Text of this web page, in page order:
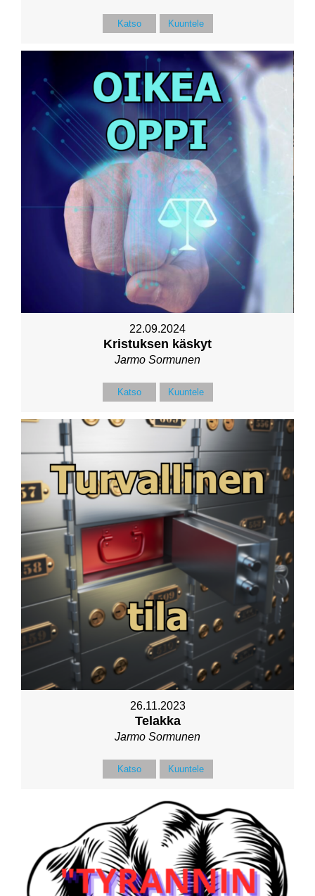
Katso Kuuntele
22.09.2024
Kristuksen käskyt
Jarmo Sormunen
Katso Kuuntele
26.11.2023
Telakka
Jarmo Sormunen
Katso Kuuntele